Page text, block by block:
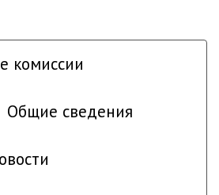
комиссии
Общие сведения